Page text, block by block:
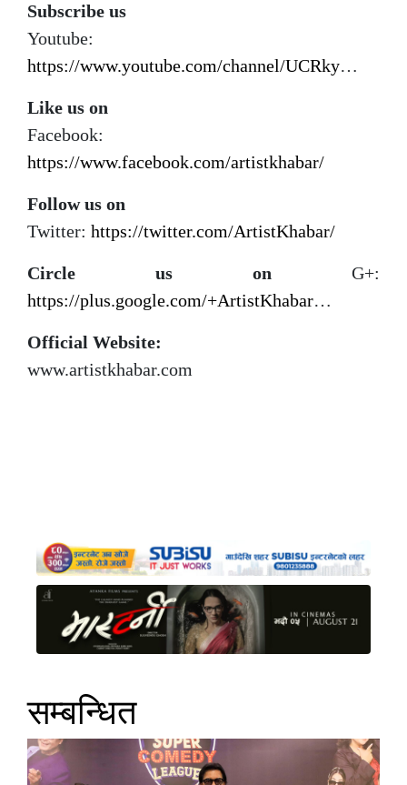
Subscribe us
Youtube:
https://www.youtube.com/channel/UCRky…
Like us on
Facebook:
https://www.facebook.com/artistkhabar/
Follow us on
Twitter: https://twitter.com/ArtistKhabar/
Circle us on G+:
https://plus.google.com/+ArtistKhabar…
Official Website:
www.artistkhabar.com
सम्बन्धित